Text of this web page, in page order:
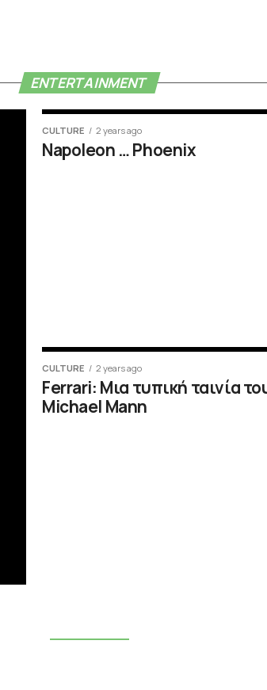
ENTERTAINMENT
CULTURE 2 years ago
Napoleon … Phoenix
CULTURE 2 years ago
Ferrari: Μια τυπική ταινία
Michael Mann